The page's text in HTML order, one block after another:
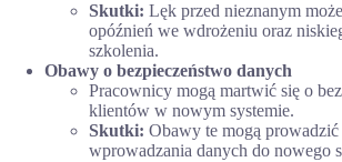
Skutki: Lęk przed nieznanym
opóźnień we wdrożeniu oraz
szkolenia.
Obawy o bezpieczeństwo danych
Pracownicy mogą martwić się o
klientów w nowym systemie.
Skutki: Obawy te mogą
wprowadzania danych do nowego